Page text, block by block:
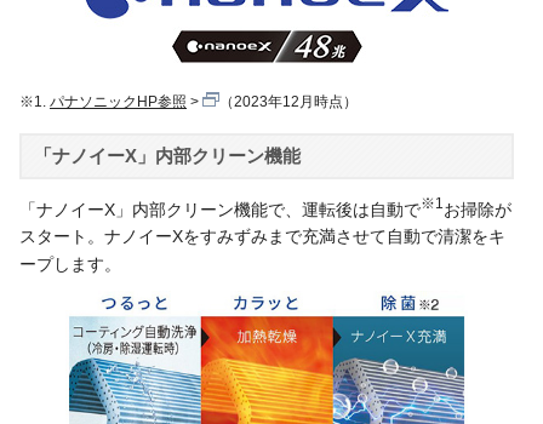
※1. パナソニックHP参照 （2023年12月時点）
「ナノイーX」内部クリーン機能
「ナノイーX」内部クリーン機能で、運転後は自動で※1 お掃除が
スタート。ナノイーXをすみずみまで充満させて自動で清潔をキ
ープします。